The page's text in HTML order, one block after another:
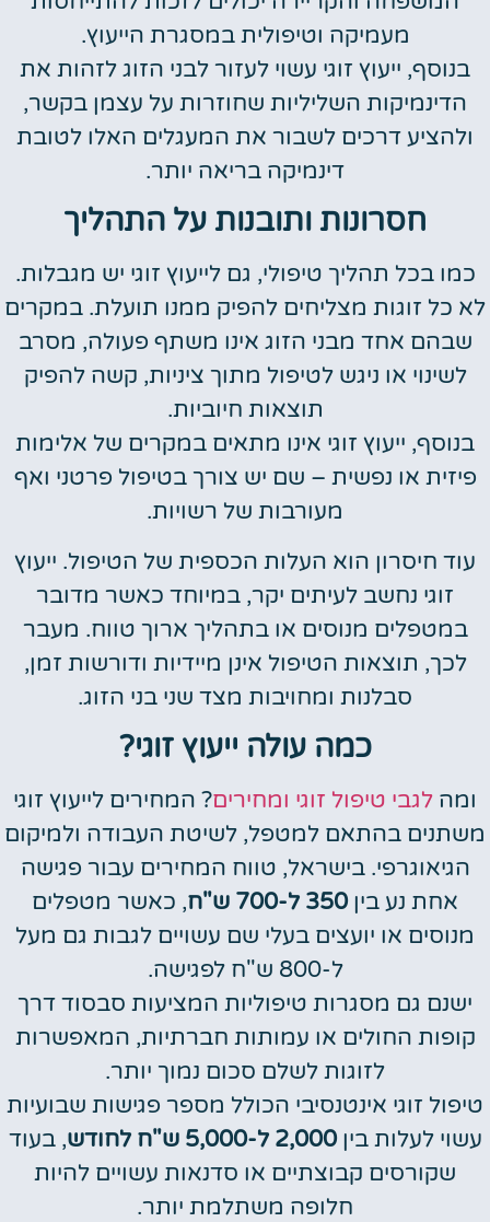
מעמיקה וטיפולית במסגרת הייעוץ.
בנוסף, ייעוץ זוגי עשוי לעזור לבני הזוג לזהות את
הדינמיקות השליליות שחוזרות על עצמן בקשר,
ולהציע דרכים לשבור את המעגלים האלו לטובת
דינמיקה בריאה יותר.
חסרונות ותובנות על התהליך
כמו בכל תהליך טיפולי, גם לייעוץ זוגי יש מגבלות.
לא כל זוגות מצליחים להפיק ממנו תועלת. במקרים
שבהם אחד מבני הזוג אינו משתף פעולה, מסרב
לשינוי או ניגש לטיפול מתוך ציניות, קשה להפיק
תוצאות חיוביות.
בנוסף, ייעוץ זוגי אינו מתאים במקרים של אלימות
פיזית או נפשית – שם יש צורך בטיפול פרטני ואף
מעורבות של רשויות.
עוד חיסרון הוא העלות הכספית של הטיפול. ייעוץ
זוגי נחשב לעיתים יקר, במיוחד כאשר מדובר
במטפלים מנוסים או בתהליך ארוך טווח. מעבר
לכך, תוצאות הטיפול אינן מיידיות ודורשות זמן,
סבלנות ומחויבות מצד שני בני הזוג.
כמה עולה ייעוץ זוגי?
ומה לגבי טיפול זוגי ומחירים? המחירים לייעוץ זוגי
משתנים בהתאם למטפל, לשיטת העבודה ולמיקום
הגיאוגרפי. בישראל, טווח המחירים עבור פגישה
אחת נע בין350 ל-700 ש"ח
, כאשר מטפלים
מנוסים או יועצים בעלי שם עשויים לגבות גם מעל
ל-800 ש"ח לפגישה.
ישנם גם מסגרות טיפוליות המציעות סבסוד דרך
קופות החולים או עמותות חברתיות, המאפשרות
לזוגות לשלם סכום נמוך יותר.
טיפול זוגי אינטנסיבי הכולל מספר פגישות שבועיות
עשוי לעלות בין2,000 ל-5,000 ש"ח לחודש
, בעוד
שקורסים קבוצתיים או סדנאות עשויים להיות
חלופה משתלמת יותר.